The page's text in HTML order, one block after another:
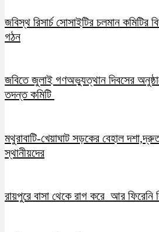
জবিস্থ রিসার্চ সোসাইটির চলমান কমিটির
গঠন
জবিতে জুলাই গণঅভ্যুত্থান দিবসের
তদন্ত কমিটি
মথুরাবাটি-খেয়াঘাট সড়কের বেহাল
স্থানীয়দের
রায়পুরে বাসা থেকে রাগ করে আর ফিরেনি